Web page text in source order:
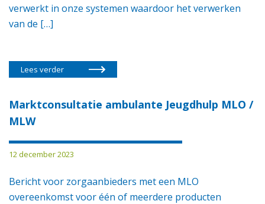
verwerkt in onze systemen waardoor het verwerken
van de […]
Lees verder
Marktconsultatie ambulante Jeugdhulp MLO /
MLW
12 december 2023
Bericht voor zorgaanbieders met een MLO
overeenkomst voor één of meerdere producten